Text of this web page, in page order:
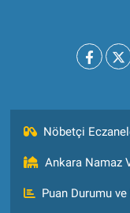
Nöbetçi
Ankara Namaz
Puan Durumu